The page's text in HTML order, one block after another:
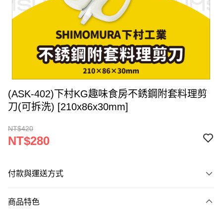
(ASK-402)下村KG趣味食房不銹鋼附套料理剪
刀(可拆洗) [210x86x30mm]
NT$420
NT$280
付款與運送方式
信用卡一次付款
商品特色